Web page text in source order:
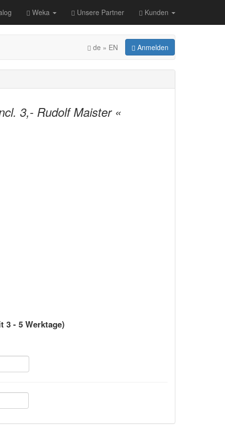
Weka Unsere Partner Kunden
Anmelden
de » EN
3,- Rudolf Maister «
3 - 5 Werktage)